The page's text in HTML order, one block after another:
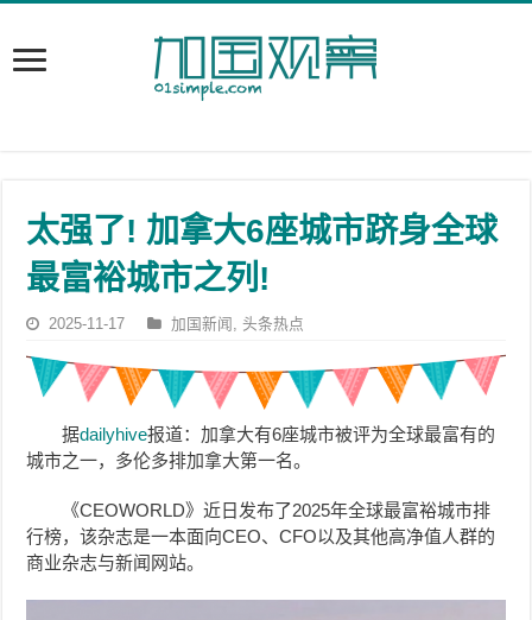
太强了! 加拿大6座城市跻身全球
最富裕城市之列!
2025-11-17 加国新闻 ,头条热点
据dailyhive报道：加拿大有6座城市被评为全球最富有的
城市之一，多伦多排加拿大第一名。
《CEOWORLD》近日发布了2025年全球最富裕城市排
行榜，该杂志是一本面向CEO、CFO以及其他高净值人群的
商业杂志与新闻网站。